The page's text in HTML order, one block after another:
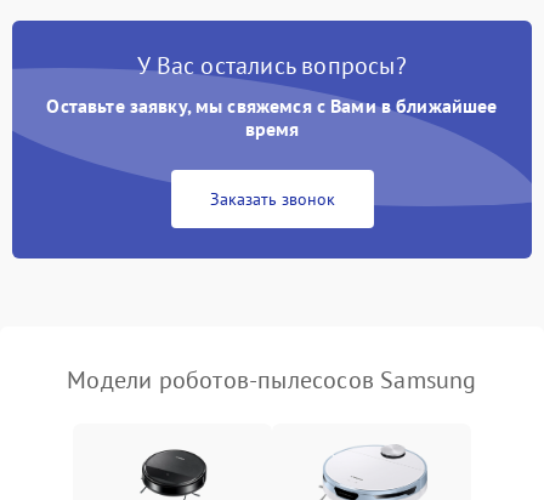
У Вас остались вопросы?
Оставьте заявку, мы свяжемся с Вами в ближайшее
время
Заказать звонок
Модели роботов-пылесосов Samsung